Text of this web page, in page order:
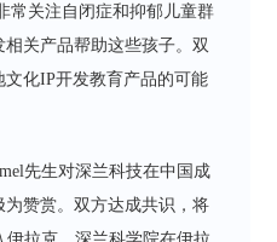
常关注自闭症和抑郁儿童群
关产品帮助这些孩子。双
化IP开发教育产品的可能
先生对深兰科技在中国成
赞赏。双方达成共识，将